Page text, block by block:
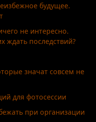
будущее.
не интересно.
ждать последствий?
значат совсем не
для фотосессии
при организации